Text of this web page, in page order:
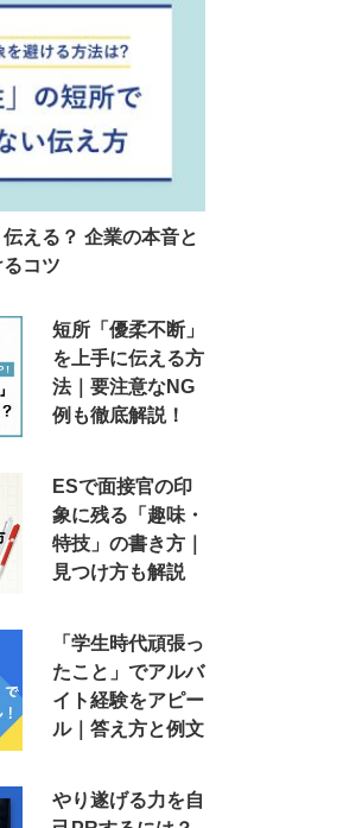
える？ 企業の本音と
コツ
短所「優柔不断」
を上手に伝える方
法｜要注意なNG
例も徹底解説！
ESで面接官の印
象に残る「趣味・
特技」の書き方｜
見つけ方も解説
「学生時代頑張っ
たこと」でアルバ
イト経験をアピー
ル｜答え方と例文
やり遂げる力を自